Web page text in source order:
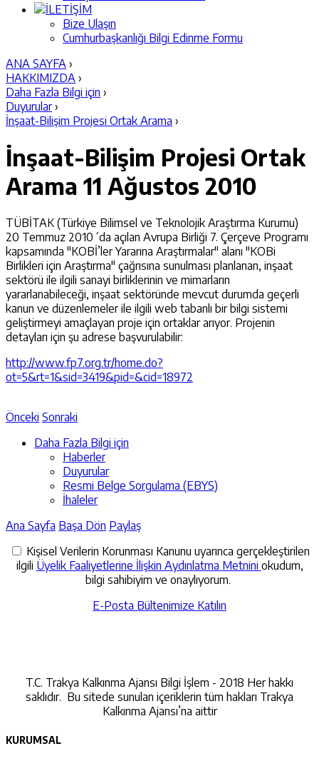
İLETİŞİM
Bize Ulaşın
Cumhurbaşkanlığı Bilgi Edinme Formu
ANA SAYFA ›
HAKKIMIZDA ›
Daha Fazla Bilgi için ›
Duyurular ›
İnşaat-Bilişim Projesi Ortak Arama ›
İnşaat-Bilişim Projesi Ortak
Arama 11 Ağustos 2010
TÜBİTAK (Türkiye Bilimsel ve Teknolojik Araştırma Kurumu)
20 Temmuz 2010´da açılan Avrupa Birliği 7. Çerçeve Programı
kapsamında "KOBİ’ler Yararına Araştırmalar" alanı "KOBi
Birlikleri için Araştırma" çağrısına sunulması planlanan, inşaat
sektörü ile ilgili sanayi birliklerinin ve mimarların
yararlanabileceği, inşaat sektöründe mevcut durumda geçerli
kanun ve düzenlemeler ile ilgili web tabanlı bir bilgi sistemi
geliştirmeyi amaçlayan proje için ortaklar arıyor. Projenin
detayları için şu adrese başvurulabilir:
http://www.fp7.org.tr/home.do?
ot=5&rt=1&sid=3419&pid=&cid=18972
Önceki Sonraki
Daha Fazla Bilgi için
Haberler
Duyurular
Resmi Belge Sorgulama (EBYS)
İhaleler
Ana Sayfa Başa Dön Paylaş
Kişisel Verilerin Korunması Kanunu uyarınca gerçekleştirilen
ilgili Üyelik Faaliyetlerine İlişkin Aydınlatma Metnini okudum,
bilgi sahibiyim ve onaylıyorum.
E-Posta Bültenimize Katılın
T.C. Trakya Kalkınma Ajansı Bilgi İşlem - 2018 Her hakkı
saklıdır. Bu sitede sunulan içeriklerin tüm hakları Trakya
Kalkınma Ajansı’na aittir
KURUMSAL